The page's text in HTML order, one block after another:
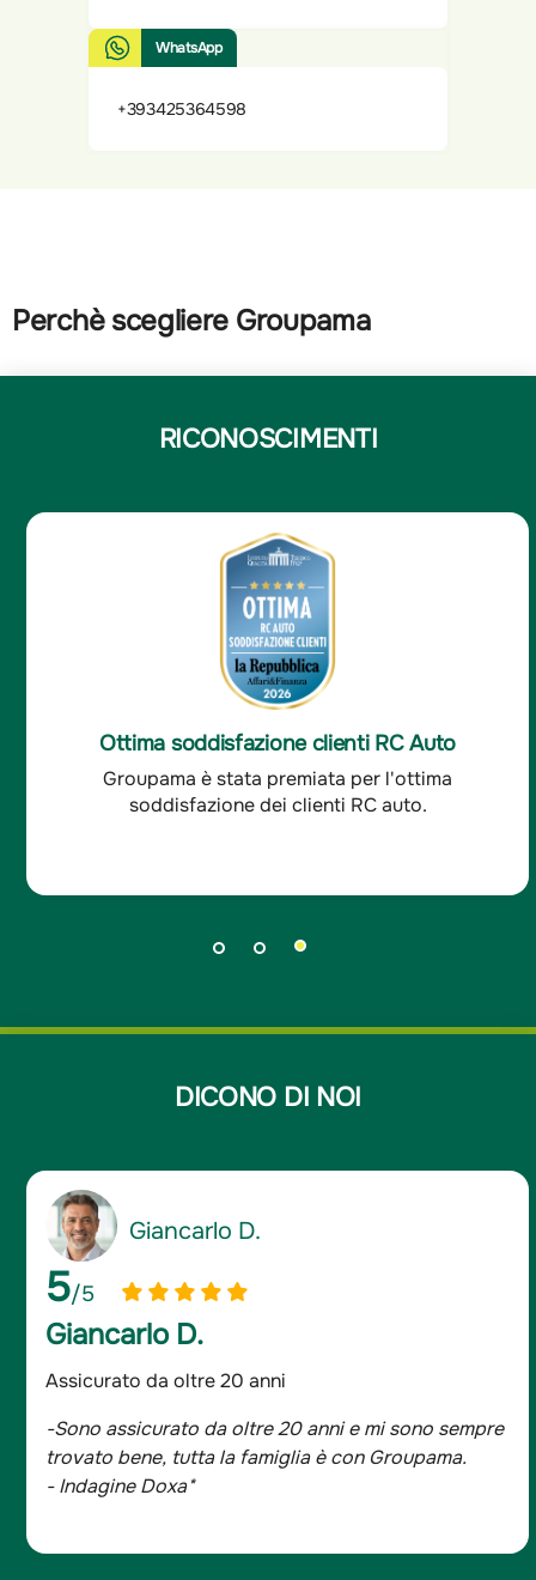
WhatsApp
+393425364598
Perchè scegliere Groupama
RICONOSCIMENTI
Ottima soddisfazione clienti RC Auto
Groupama è stata premiata per l'ottima
soddisfazione dei clienti RC auto.
DICONO DI NOI
Giancarlo D.
5/5
Giancarlo D.
Assicurato da oltre 20 anni
-Sono assicurato da oltre 20 anni e mi sono sempre
trovato bene, tutta la famiglia è con Groupama.
- Indagine Doxa*